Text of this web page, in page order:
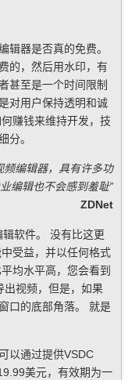
辑器是否真的免费。
的，然后用水印，有
甚至是一个时间限制
对用户保持透明和诚
赚钱来维持开发，技
分。
编辑器，具有许多功
编辑也不会感到羞耻”
ZDNet
软件。 没有比这更
受益，并以任何格式
均水平高，您会看到
出视频，但是，如果
口的底部角落。 就是
以通过提供VSDC
美元，有效期为一